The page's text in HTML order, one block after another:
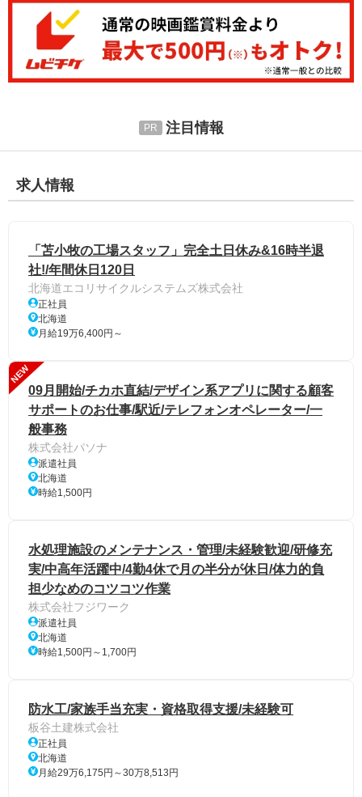
注目情報
求人情報
「苫小牧の工場スタッフ」完全土日休み&16時半退
社!/年間休日120日
北海道エコリサイクルシステムズ株式会社
正社員
北海道
月給19万6,400円～
NEW
09月開始/チカホ直結/デザイン系アプリに関する顧客
サポートのお仕事/駅近/テレフォンオペレーター/一
般事務
株式会社パソナ
派遣社員
北海道
時給1,500円
水処理施設のメンテナンス・管理/未経験歓迎/研修充
実/中高年活躍中/4勤4休で月の半分が休日/体力的負
担少なめのコツコツ作業
株式会社フジワーク
派遣社員
北海道
時給1,500円～1,700円
防水工/家族手当充実・資格取得支援/未経験可
板谷土建株式会社
正社員
北海道
月給29万6,175円～30万8,513円